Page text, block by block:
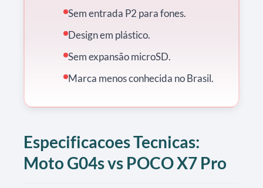
Sem entrada P2 para fones.
Design em plástico.
Sem expansão microSD.
Marca menos conhecida no Brasil.
Especificacoes Tecnicas:
Moto G04s vs POCO X7 Pro